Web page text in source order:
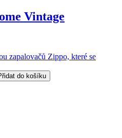
Vintage
zapalovačů Zippo, které se
do košíku